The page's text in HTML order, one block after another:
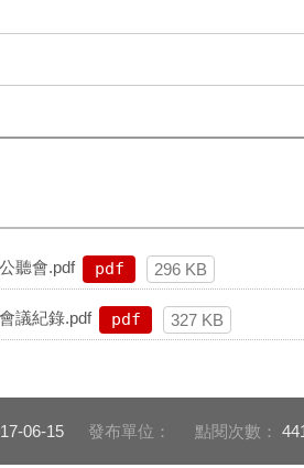
聽會.pdf pdf 296 KB
議紀錄.pdf pdf 327 KB
06-15 發布單位： 點閱次數：